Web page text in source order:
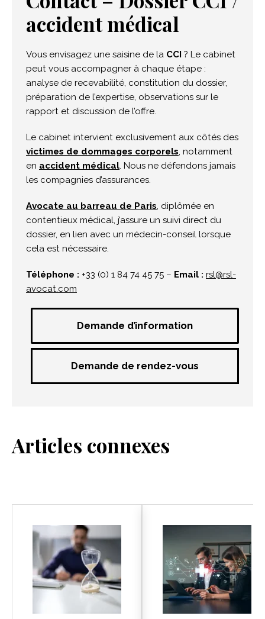
accident médical
Vous envisagez une saisine de la CCI ? Le cabinet
peut vous accompagner à chaque étape :
analyse de recevabilité, constitution du dossier,
préparation de l’expertise, observations sur le
rapport et discussion de l’offre.
Le cabinet intervient exclusivement aux côtés des
victimes de dommages corporels, notamment
en accident médical. Nous ne défendons jamais
les compagnies d’assurances.
Avocate au barreau de Paris, diplômée en
contentieux médical, j’assure un suivi direct du
dossier, en lien avec un médecin-conseil lorsque
cela est nécessaire.
Téléphone : +33 (0) 1 84 74 45 75 – Email : rsl@rsl-
avocat.com
Demande d’information
Demande de rendez-vous
Articles connexes